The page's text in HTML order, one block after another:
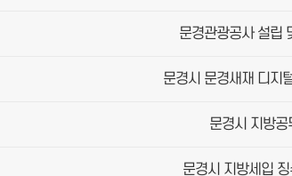
문경관광공사 설립
문경시 문경새재 디지
문경시 지방
문경시 지방세입